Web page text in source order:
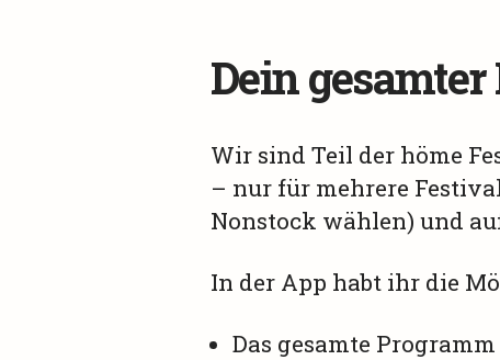
Dein
Wir sind Teil der höme
– nur für mehrere
Nonstock wählen) und
In der App habt ihr die
Das gesamte